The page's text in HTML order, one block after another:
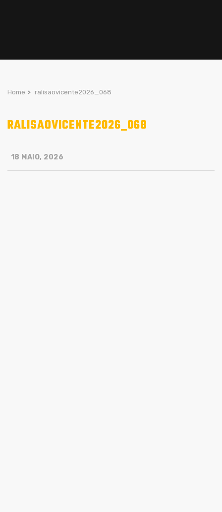
Home > ralisaovicente2026_068
RALISAOVICENTE2026_068
18 MAIO, 2026